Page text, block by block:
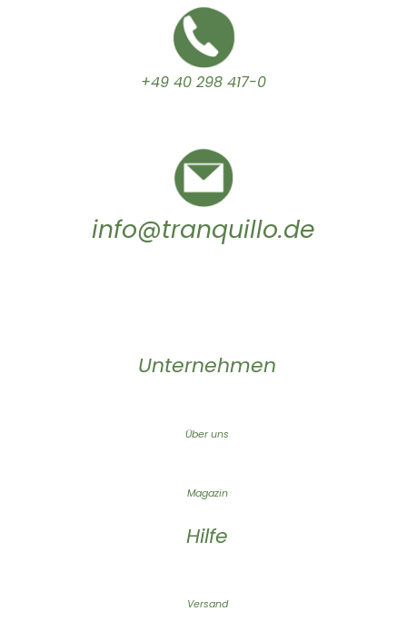
+49 40 298 417-0
info@tranquillo.de
Unternehmen
Über uns
Magazin
Hilfe
Versand